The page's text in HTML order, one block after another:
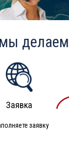
Заявка
заявку